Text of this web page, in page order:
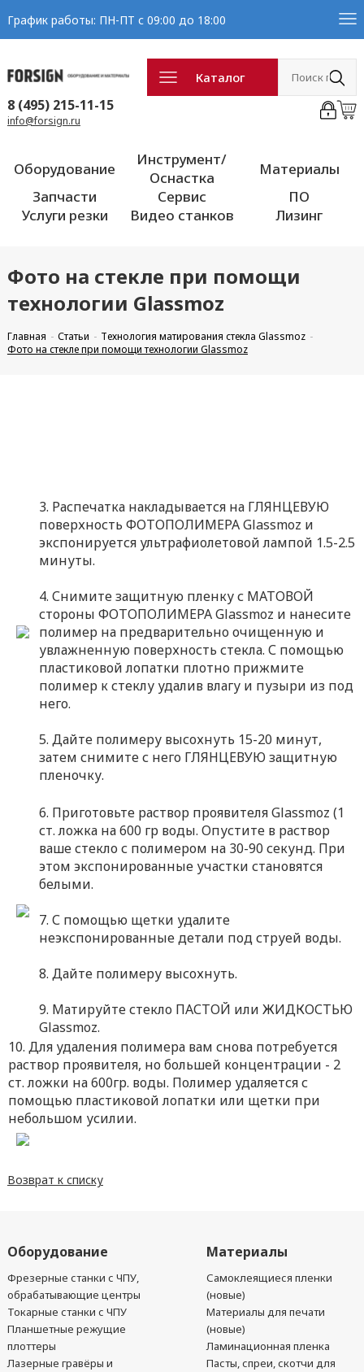
График работы: ПН-ПТ с 09:00 до 18:00
Каталог
8 (495) 215-11-15
info@forsign.ru
Оборудование
Инструмент/
Оснастка
Материалы
Запчасти
Сервис
ПО
Услуги резки
Видео станков Лизинг
Фото на стекле при помощи
технологии Glassmoz
Главная Статьи
Технология матирования стекла Glassmoz
Фото на стекле при помощи технологии Glassmoz
3. Распечатка накладывается на ГЛЯНЦЕВУЮ
поверхность ФОТОПОЛИМЕРА Glassmoz и
экспонируется ультрафиолетовой лампой 1.5-2.5
минуты.
4. Снимите защитную пленку с МАТОВОЙ
стороны ФОТОПОЛИМЕРА Glassmoz и нанесите
полимер на предварительно очищенную и
увлажненную поверхность стекла. С помощью
пластиковой лопатки плотно прижмите
полимер к стеклу удалив влагу и пузыри из под
него.
5. Дайте полимеру высохнуть 15-20 минут,
затем снимите с него ГЛЯНЦЕВУЮ защитную
пленочку.
6. Приготовьте раствор проявителя Glassmoz (1
ст. ложка на 600 гр воды. Опустите в раствор
ваше стекло с полимером на 30-90 секунд. При
этом экспонированные участки становятся
белыми.
7. С помощью щетки удалите
неэкспонированные детали под струей воды.
8. Дайте полимеру высохнуть.
9. Матируйте стекло ПАСТОЙ или ЖИДКОСТЬЮ
Glassmoz.
10. Для удаления полимера вам снова потребуется
раствор проявителя, но большей концентрации - 2
ст. ложки на 600гр. воды. Полимер удаляется с
помощью пластиковой лопатки или щетки при
небольшом усилии.
Возврат к списку
Оборудование
Фрезерные станки с ЧПУ,
обрабатывающие центры
Токарные станки с ЧПУ
Планшетные режущие
плоттеры
Лазерные гравёры и
Материалы
Самоклеящиеся пленки
(новые)
Материалы для печати
(новые)
Ламинационная пленка
Пасты, спреи, скотчи для